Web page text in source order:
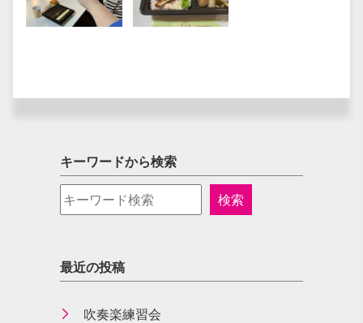
キーワードから検索
最近の投稿
吹奏楽練習会